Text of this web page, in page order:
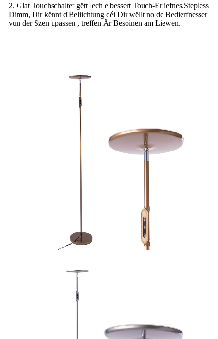
2. Glat Touchschalter gëtt Iech e bessert Touch-Erliefnes.Stepless
Dimm, Dir kënnt d'Beliichtung déi Dir wëllt no de Bedierfnesser
vun der Szen upassen , treffen Är Besoinen am Liewen.